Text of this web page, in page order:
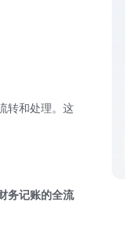
转和处理。这
务记账的全流